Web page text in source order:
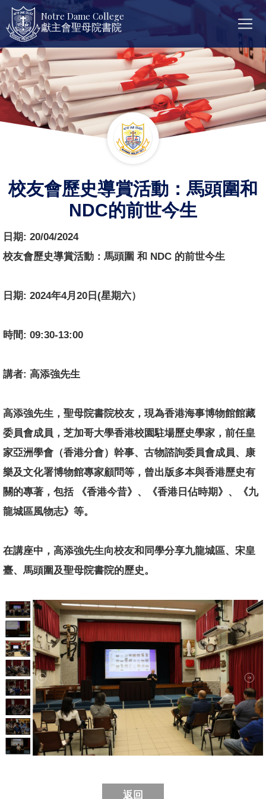
Notre Dame College
獻主會聖母院書院
校友會歷史導賞活動：馬頭圍和
NDC的前世今生
日期: 20/04/2024
校友會歷史導賞活動：馬頭圍 和 NDC 的前世今生
日期: 2024年4月20日(星期六）
時間: 09:30-13:00
講者: 高添強先生
高添強先生，聖母院書院校友， 現為香港海事博物館館藏
委員會成員， 芝加哥大學香港校園駐場歷史學家，前任皇
家亞洲學會（香港分會） 幹事、古物諮詢委員會成員、康
樂及文化署博物館專家顧問等， 曾出版多本與香港歷史有
關的專著，包括 《香港今昔》、《香港日佔時期》、《九
龍城區風物志》等。
在講座中，高添強先生向校友和同學分享九龍城區、宋皇
臺、 馬頭圍及聖母院書院的歷史。
返回